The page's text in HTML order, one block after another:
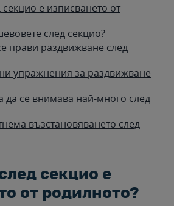
е изписването от
след секцио?
прави раздвижване след
упражнения за раздвижване
да се внимава най-много след
възстановяването след
секцио е
от родилното?